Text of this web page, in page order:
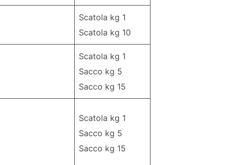
Scatola kg 1
Scatola kg 10
Scatola kg 1
Sacco kg 5
Sacco kg 15
Scatola kg 1
Sacco kg 5
Sacco kg 15